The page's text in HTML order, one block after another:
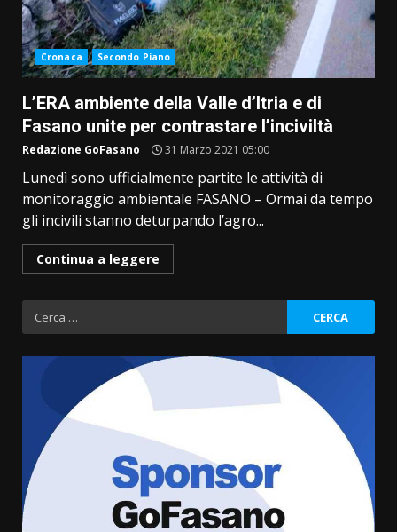
Cronaca Secondo Piano
L’ERA ambiente della Valle d’Itria e di
Fasano unite per contrastare l’inciviltà
Redazione GoFasano 31 Marzo 2021 05:00
Lunedì sono ufficialmente partite le attività di
monitoraggio ambientale FASANO – Ormai da tempo
gli incivili stanno deturpando l’agro...
Continua a leggere
Ricerca
per:
Grande successo per la “Sagra